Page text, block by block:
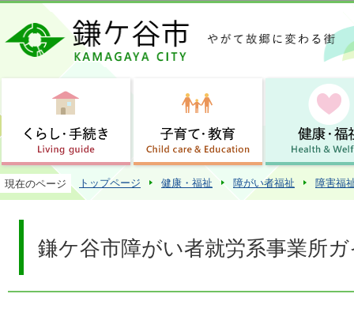
この
現在のページ トップページ 健康・福祉 障がい者福祉 障害福
鎌ケ谷市障がい者就労系事業所